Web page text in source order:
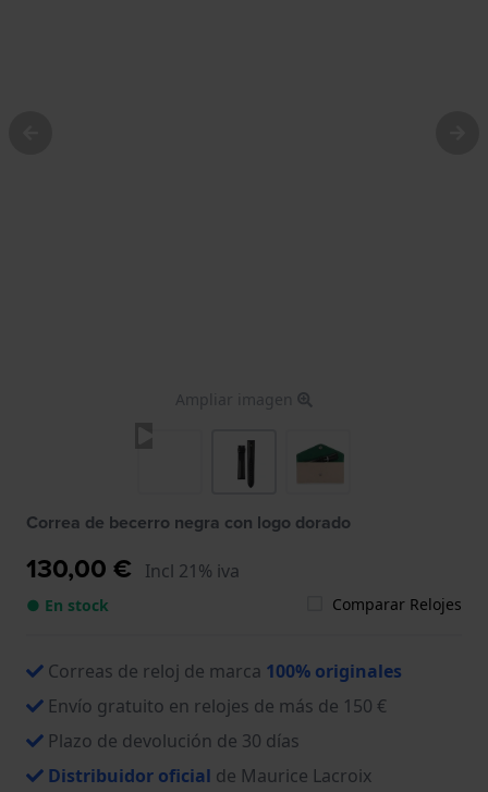
Ampliar imagen
Correa de becerro negra con logo dorado
130,00 € Incl 21% iva
● En stock Comparar Relojes
Correas de reloj de marca 100% originales
Envío gratuito en relojes de más de 150 €
Plazo de devolución de 30 días
Distribuidor oficial de Maurice Lacroix